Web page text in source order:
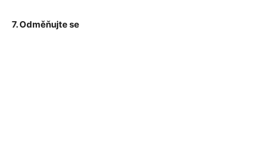
7. Odměňujte se